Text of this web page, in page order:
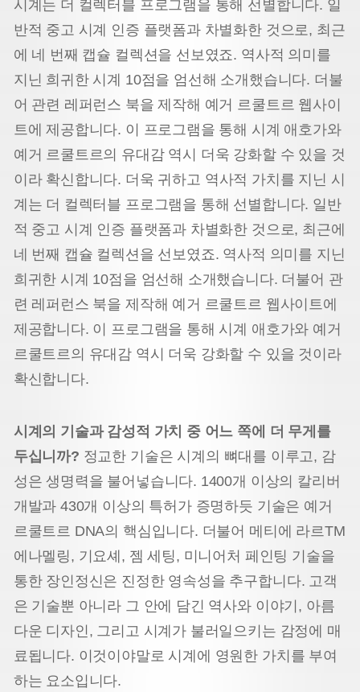
시계는 더 컬렉터블 프로그램을 통해 선별합니다. 일
반적 중고 시계 인증 플랫폼과 차별화한 것으로, 최근
에 네 번째 캡슐 컬렉션을 선보였죠. 역사적 의미를
지닌 희귀한 시계 10점을 엄선해 소개했습니다. 더불
어 관련 레퍼런스 북을 제작해 예거 르쿨트르 웹사이
트에 제공합니다. 이 프로그램을 통해 시계 애호가와
예거 르쿨트르의 유대감 역시 더욱 강화할 수 있을 것
이라 확신합니다. 더욱 귀하고 역사적 가치를 지닌 시
계는 더 컬렉터블 프로그램을 통해 선별합니다. 일반
적 중고 시계 인증 플랫폼과 차별화한 것으로, 최근에
네 번째 캡슐 컬렉션을 선보였죠. 역사적 의미를 지닌
희귀한 시계 10점을 엄선해 소개했습니다. 더불어 관
련 레퍼런스 북을 제작해 예거 르쿨트르 웹사이트에
제공합니다. 이 프로그램을 통해 시계 애호가와 예거
르쿨트르의 유대감 역시 더욱 강화할 수 있을 것이라
확신합니다.
시계의 기술과 감성적 가치 중 어느 쪽에 더 무게를
두십니까? 정교한 기술은 시계의 뼈대를 이루고, 감
성은 생명력을 불어넣습니다. 1400개 이상의 칼리버
개발과 430개 이상의 특허가 증명하듯 기술은 예거
르쿨트르 DNA의 핵심입니다. 더불어 메티에 라르TM
에나멜링, 기요셰, 젬 세팅, 미니어처 페인팅 기술을
통한 장인정신은 진정한 영속성을 추구합니다. 고객
은 기술뿐 아니라 그 안에 담긴 역사와 이야기, 아름
다운 디자인, 그리고 시계가 불러일으키는 감정에 매
료됩니다. 이것이야말로 시계에 영원한 가치를 부여
하는 요소입니다.